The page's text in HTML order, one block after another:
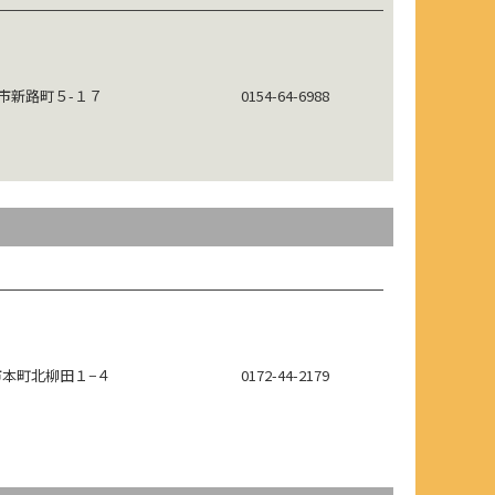
新路町５-１７ 0154-64-6988
町北柳田１−４ 0172-44-2179